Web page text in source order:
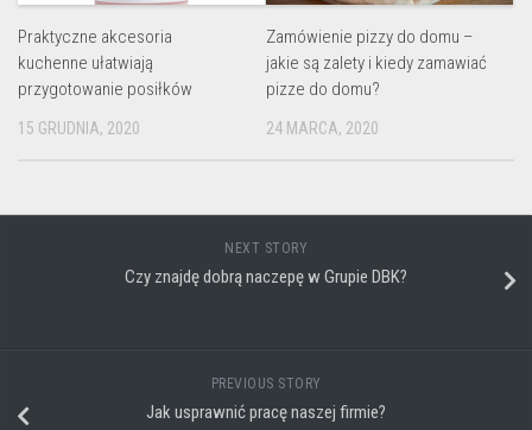
Praktyczne akcesoria
kuchenne ułatwiają
przygotowanie posiłków
15 GRUDNIA, 2020
Zamówienie pizzy do domu –
jakie są zalety i kiedy zamawiać
pizze do domu?
24 MARCA, 2020
NEXT STORY
Czy znajdę dobrą naczepę w Grupie DBK?
PREVIOUS STORY
Jak usprawnić pracę naszej firmie?